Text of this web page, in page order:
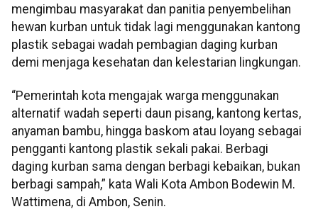
mengimbau masyarakat dan panitia penyembelihan
hewan kurban untuk tidak lagi menggunakan kantong
plastik sebagai wadah pembagian daging kurban
demi menjaga kesehatan dan kelestarian lingkungan.
“Pemerintah kota mengajak warga menggunakan
alternatif wadah seperti daun pisang, kantong kertas,
anyaman bambu, hingga baskom atau loyang sebagai
pengganti kantong plastik sekali pakai. Berbagi
daging kurban sama dengan berbagi kebaikan, bukan
berbagi sampah,” kata Wali Kota Ambon Bodewin M.
Wattimena, di Ambon, Senin.